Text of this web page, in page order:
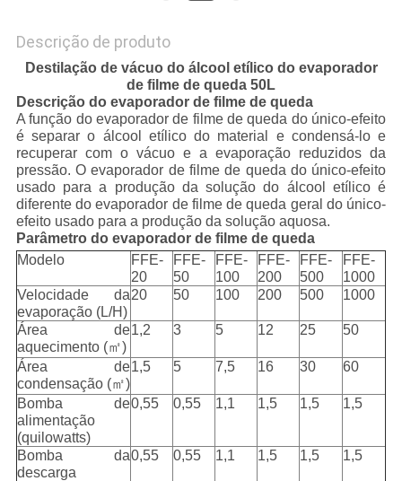
Descrição de produto
Destilação de vácuo do álcool etílico do evaporador
de filme de queda 50L
Descrição do evaporador de filme de queda
A função do evaporador de filme de queda do único-efeito
é separar o álcool etílico do material e condensá-lo e
recuperar com o vácuo e a evaporação reduzidos da
pressão. O evaporador de filme de queda do único-efeito
usado para a produção da solução do álcool etílico é
diferente do evaporador de filme de queda geral do único-
efeito usado para a produção da solução aquosa.
Parâmetro do evaporador de filme de queda
Modelo
FFE-
20
FFE-
50
FFE-
100
FFE-
200
FFE-
500
FFE-
1000
Velocidade da
evaporação (L/H)
20 50 100 200 500 1000
Área de
aquecimento (㎡)
1,2 3 5 12 25 50
Área de
condensação (㎡)
1,5 5 7,5 16 30 60
Bomba de
alimentação
(quilowatts)
0,55 0,55 1,1 1,5 1,5 1,5
Bomba da
descarga
0,55 0,55 1,1 1,5 1,5 1,5